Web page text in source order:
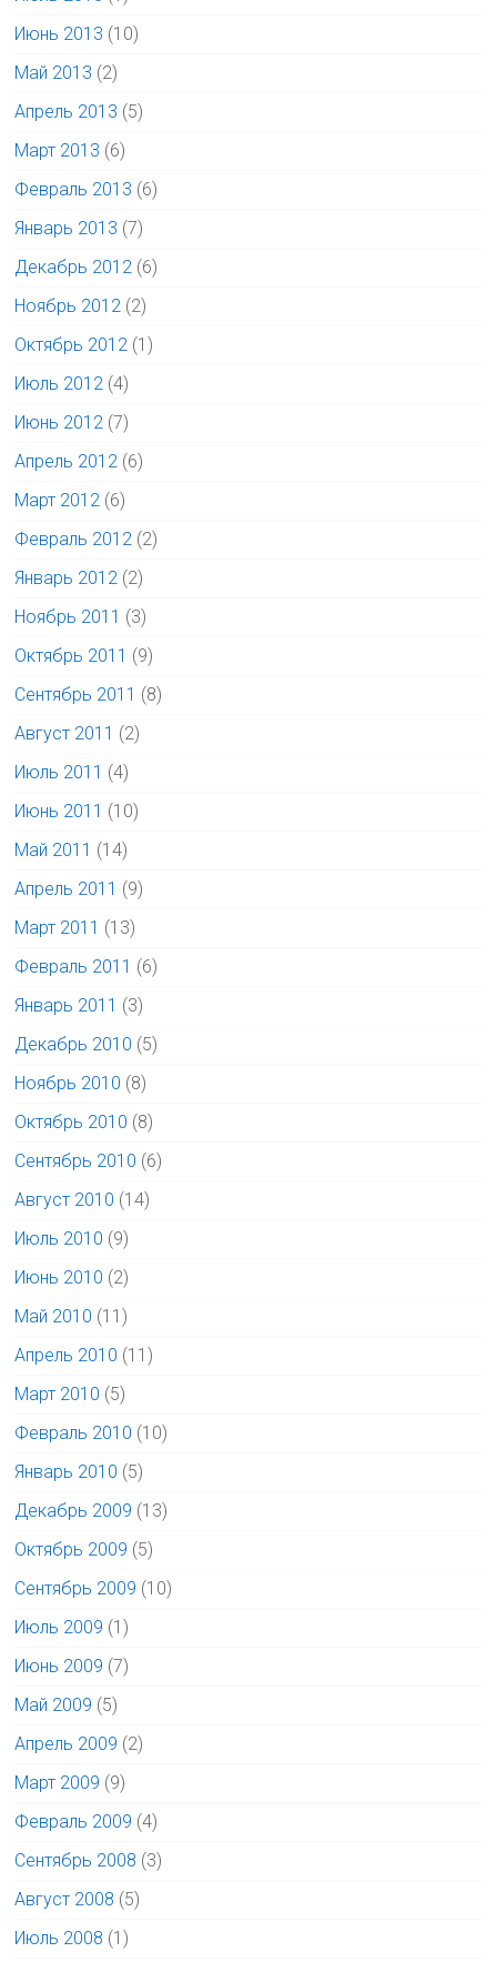
Июнь 2013 (10)
Май 2013 (2)
Апрель 2013 (5)
Март 2013 (6)
Февраль 2013 (6)
Январь 2013 (7)
Декабрь 2012 (6)
Ноябрь 2012 (2)
Октябрь 2012 (1)
Июль 2012 (4)
Июнь 2012 (7)
Апрель 2012 (6)
Март 2012 (6)
Февраль 2012 (2)
Январь 2012 (2)
Ноябрь 2011 (3)
Октябрь 2011 (9)
Сентябрь 2011 (8)
Август 2011 (2)
Июль 2011 (4)
Июнь 2011 (10)
Май 2011 (14)
Апрель 2011 (9)
Март 2011 (13)
Февраль 2011 (6)
Январь 2011 (3)
Декабрь 2010 (5)
Ноябрь 2010 (8)
Октябрь 2010 (8)
Сентябрь 2010 (6)
Август 2010 (14)
Июль 2010 (9)
Июнь 2010 (2)
Май 2010 (11)
Апрель 2010 (11)
Март 2010 (5)
Февраль 2010 (10)
Январь 2010 (5)
Декабрь 2009 (13)
Октябрь 2009 (5)
Сентябрь 2009 (10)
Июль 2009 (1)
Июнь 2009 (7)
Май 2009 (5)
Апрель 2009 (2)
Март 2009 (9)
Февраль 2009 (4)
Сентябрь 2008 (3)
Август 2008 (5)
Июль 2008 (1)